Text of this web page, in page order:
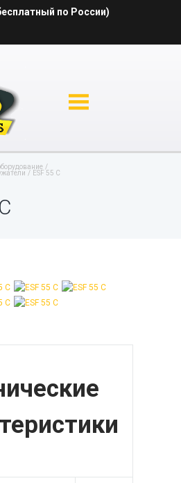
по России)
ESF 55 С